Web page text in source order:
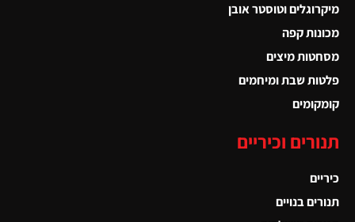
מיקרוגלים וטוסטר אובן
מכונות קפה
מסחטות מיצים
פלטות שבת ומיחמים
קומקומים
תנורים וכיריים
כיריים
תנורים בנויים